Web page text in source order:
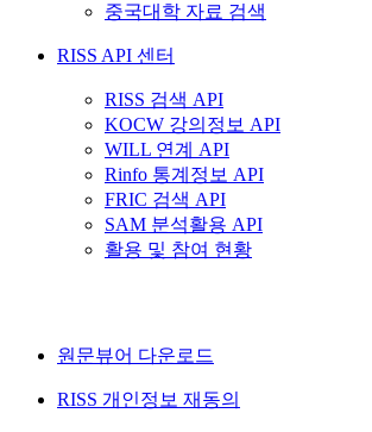
중국대학 자료 검색
RISS API 센터
RISS 검색 API
KOCW 강의정보 API
WILL 연계 API
Rinfo 통계정보 API
FRIC 검색 API
SAM 분석활용 API
활용 및 참여 현황
원문뷰어 다운로드
RISS 개인정보 재동의